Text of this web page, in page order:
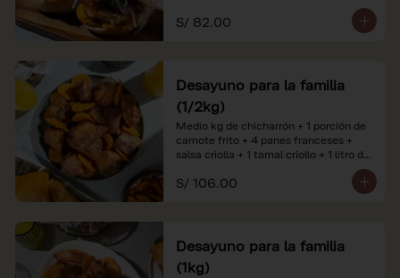
*Nuestros precios están expresados en
soles e incluyen impuestos de ley y
S/ 82.00
Desayuno para la familia
(1/2kg)
Medio kg de chicharrón + 1 porción de
camote frito + 4 panes franceses +
salsa criolla + 1 tamal criollo + 1 litro de
*Nuestros precios están expresados en
referenciales.
S/ 106.00
Desayuno para la familia
(1kg)